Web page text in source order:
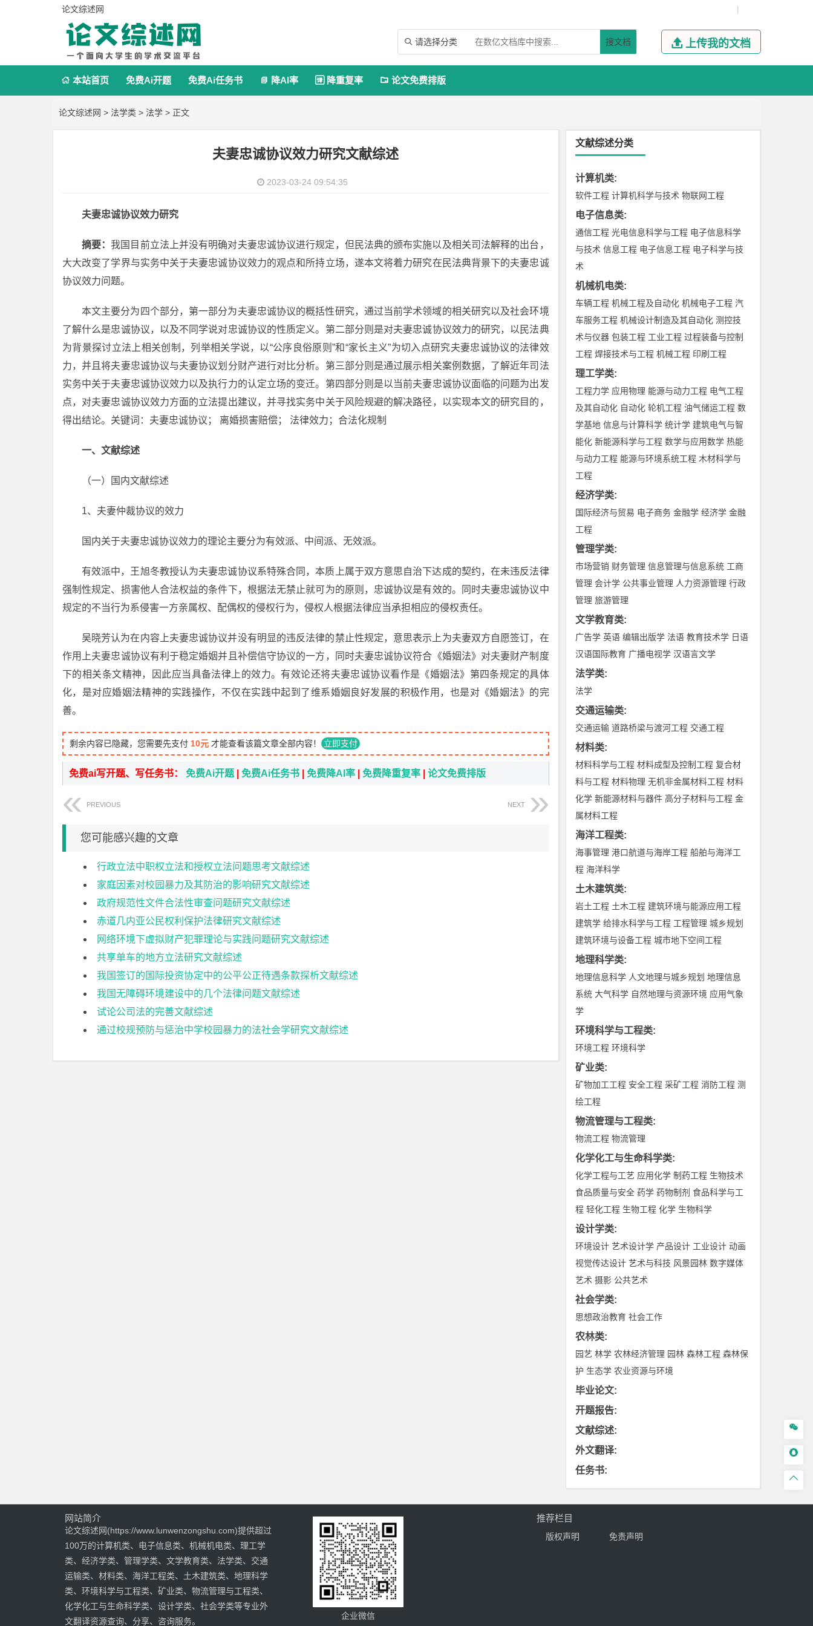
论文综述网 |
 请选择分类 搜文档  上传我的文档
 本站首页 免费Ai开题 免费Ai任务书  降AI率  降重复率  论文免费排版
论文综述网 > 法学类 > 法学 > 正文
夫妻忠诚协议效力研究文献综述
2023-03-24 09:54:35
夫妻忠诚协议效力研究
摘要：我国目前立法上并没有明确对夫妻忠诚协议进行规定，但民法典的颁布实施以及相关司法解释的出台，
大大改变了学界与实务中关于夫妻忠诚协议效力的观点和所持立场，遂本文将着力研究在民法典背景下的夫妻忠诚
协议效力问题。
本文主要分为四个部分，第一部分为夫妻忠诚协议的概括性研究，通过当前学术领域的相关研究以及社会环境
了解什么是忠诚协议，以及不同学说对忠诚协议的性质定义。第二部分则是对夫妻忠诚协议效力的研究，以民法典
为背景探讨立法上相关创制，列举相关学说，以“公序良俗原则”和“家长主义”为切入点研究夫妻忠诚协议的法律效
力，并且将夫妻忠诚协议与夫妻协议划分财产进行对比分析。第三部分则是通过展示相关案例数据，了解近年司法
实务中关于夫妻忠诚协议效力以及执行力的认定立场的变迁。第四部分则是以当前夫妻忠诚协议面临的问题为出发
点，对夫妻忠诚协议效力方面的立法提出建议，并寻找实务中关于风险规避的解决路径，以实现本文的研究目的，
得出结论。关键词：夫妻忠诚协议； 离婚损害赔偿； 法律效力；合法化规制
一、文献综述
（一）国内文献综述
1、夫妻仲裁协议的效力
国内关于夫妻忠诚协议效力的理论主要分为有效派、中间派、无效派。
有效派中，王旭冬教授认为夫妻忠诚协议系特殊合同，本质上属于双方意思自治下达成的契约，在未违反法律
强制性规定、损害他人合法权益的条件下，根据法无禁止就可为的原则，忠诚协议是有效的。同时夫妻忠诚协议中
规定的不当行为系侵害一方亲属权、配偶权的侵权行为，侵权人根据法律应当承担相应的侵权责任。
吴晓芳认为在内容上夫妻忠诚协议并没有明显的违反法律的禁止性规定，意思表示上为夫妻双方自愿签订，在
作用上夫妻忠诚协议有利于稳定婚姻并且补偿信守协议的一方，同时夫妻忠诚协议符合《婚姻法》对夫妻财产制度
下的相关条文精神，因此应当具备法律上的效力。有效论还将夫妻忠诚协议看作是《婚姻法》第四条规定的具体
化，是对应婚姻法精神的实践操作，不仅在实践中起到了维系婚姻良好发展的积极作用，也是对《婚姻法》的完
善。
剩余内容已隐藏，您需要先支付 10元 才能查看该篇文章全部内容！ 立即支付
免费ai写开题、写任务书： 免费Ai开题 免费Ai任务书 免费降AI率 免费降重复率 论文免费排版
PREVIOUS NEXT
您可能感兴趣的文章
行政立法中职权立法和授权立法问题思考文献综述
家庭因素对校园暴力及其防治的影响研究文献综述
政府规范性文件合法性审查问题研究文献综述
赤道几内亚公民权利保护法律研究文献综述
网络环境下虚拟财产犯罪理论与实践问题研究文献综述
共享单车的地方立法研究文献综述
我国签订的国际投资协定中的公平公正待遇条款探析文献综述
我国无障碍环境建设中的几个法律问题文献综述
试论公司法的完善文献综述
通过校规预防与惩治中学校园暴力的法社会学研究文献综述
文献综述分类
计算机类:
软件工程 计算机科学与技术 物联网工程
电子信息类:
通信工程 光电信息科学与工程 电子信息科学
与技术 信息工程 电子信息工程 电子科学与技
术
机械机电类:
车辆工程 机械工程及自动化 机械电子工程 汽
车服务工程 机械设计制造及其自动化 测控技
术与仪器 包装工程 工业工程 过程装备与控制
工程 焊接技术与工程 机械工程 印刷工程
理工学类:
工程力学 应用物理 能源与动力工程 电气工程
及其自动化 自动化 轮机工程 油气储运工程 数
学基地 信息与计算科学 统计学 建筑电气与智
能化 新能源科学与工程 数学与应用数学 热能
与动力工程 能源与环境系统工程 木材科学与
工程
经济学类:
国际经济与贸易 电子商务 金融学 经济学 金融
工程
管理学类:
市场营销 财务管理 信息管理与信息系统 工商
管理 会计学 公共事业管理 人力资源管理 行政
管理 旅游管理
文学教育类:
广告学 英语 编辑出版学 法语 教育技术学 日语
汉语国际教育 广播电视学 汉语言文学
法学类:
法学
交通运输类:
交通运输 道路桥梁与渡河工程 交通工程
材料类:
材料科学与工程 材料成型及控制工程 复合材
料与工程 材料物理 无机非金属材料工程 材料
化学 新能源材料与器件 高分子材料与工程 金
属材料工程
海洋工程类:
海事管理 港口航道与海岸工程 船舶与海洋工
程 海洋科学
土木建筑类:
岩土工程 土木工程 建筑环境与能源应用工程
建筑学 给排水科学与工程 工程管理 城乡规划
建筑环境与设备工程 城市地下空间工程
地理科学类:
地理信息科学 人文地理与城乡规划 地理信息
系统 大气科学 自然地理与资源环境 应用气象
学
环境科学与工程类:
环境工程 环境科学
矿业类:
矿物加工工程 安全工程 采矿工程 消防工程 测
绘工程
物流管理与工程类:
物流工程 物流管理
化学化工与生命科学类:
化学工程与工艺 应用化学 制药工程 生物技术
食品质量与安全 药学 药物制剂 食品科学与工
程 轻化工程 生物工程 化学 生物科学
设计学类:
环境设计 艺术设计学 产品设计 工业设计 动画
视觉传达设计 艺术与科技 风景园林 数字媒体
艺术 摄影 公共艺术
社会学类:
思想政治教育 社会工作
农林类:
园艺 林学 农林经济管理 园林 森林工程 森林保
护 生态学 农业资源与环境
毕业论文:
开题报告:
文献综述:
外文翻译:
任务书:



网站简介
论文综述网(https://www.lunwenzongshu.com)提供超过
100万的计算机类、电子信息类、机械机电类、理工学
类、经济学类、管理学类、文学教育类、法学类、交通
运输类、材料类、海洋工程类、土木建筑类、地理科学
类、环境科学与工程类、矿业类、物流管理与工程类、
化学化工与生命科学类、设计学类、社会学类等专业外
文翻译资源查询、分享、咨询服务。
企业微信
推荐栏目
版权声明 免责声明